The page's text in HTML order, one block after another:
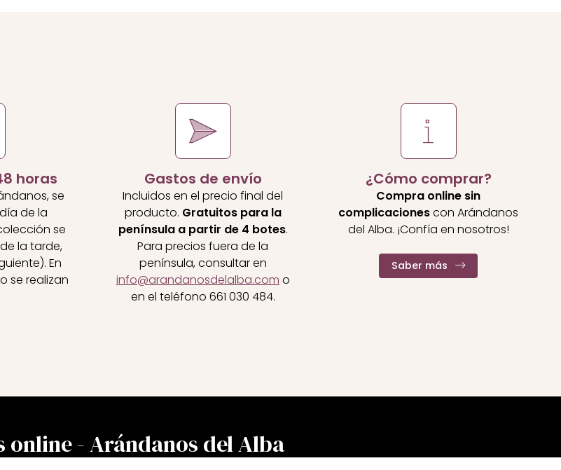
horas
se
de la
se
la tarde,
En
se realizan
Gastos de envío
Incluidos en el precio final del
producto. Gratuitos para la
península a partir de 4 botes.
Para precios fuera de la
península, consultar en
info@arandanosdelalba.com o
en el teléfono 661 030 484.
¿Cómo comprar?
Compra online sin
complicacionescon Arándanos
del Alba. ¡Confía en nosotros!
Saber más
online - Arándanos del Alba